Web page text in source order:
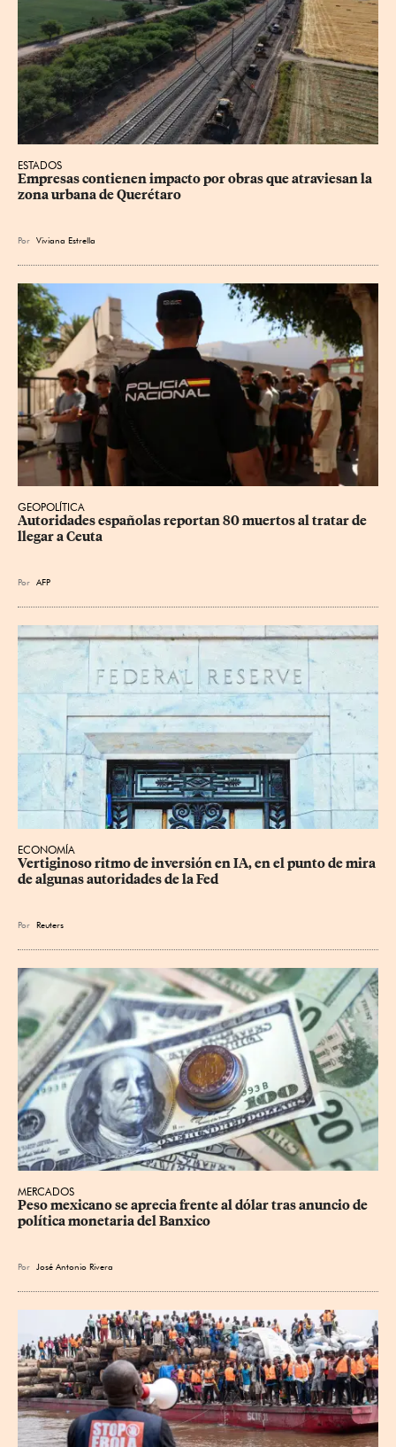
ESTADOS
Empresas contienen impacto por obras que atraviesan la
zona urbana de Querétaro
Por Viviana Estrella
GEOPOLÍTICA
Autoridades españolas reportan 80 muertos al tratar de
llegar a Ceuta
Por AFP
ECONOMÍA
Vertiginoso ritmo de inversión en IA, en el punto de mira
de algunas autoridades de la Fed
Por Reuters
MERCADOS
Peso mexicano se aprecia frente al dólar tras anuncio de
política monetaria del Banxico
Por José Antonio Rivera